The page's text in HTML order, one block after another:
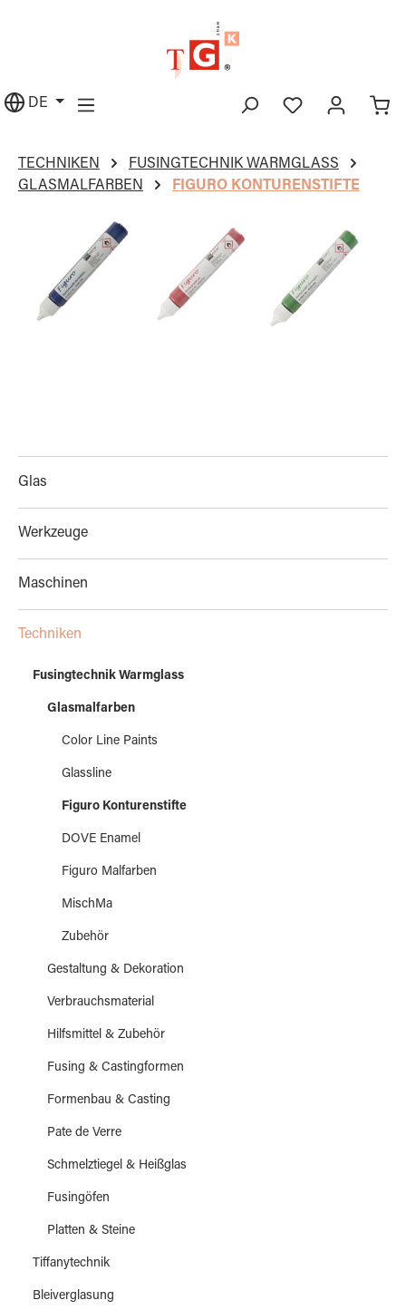
DE
TECHNIKEN
FUSINGTECHNIK WARMGLASS
GLASMALFARBEN
FIGURO KONTURENSTIFTE
Glas
Werkzeuge
Maschinen
Techniken
Fusingtechnik Warmglass
Glasmalfarben
Color Line Paints
Glassline
Figuro Konturenstifte
DOVE Enamel
Figuro Malfarben
MischMa
Zubehör
Gestaltung & Dekoration
Verbrauchsmaterial
Hilfsmittel & Zubehör
Fusing & Castingformen
Formenbau & Casting
Pate de Verre
Schmelztiegel & Heißglas
Fusingöfen
Platten & Steine
Tiffanytechnik
Bleiverglasung